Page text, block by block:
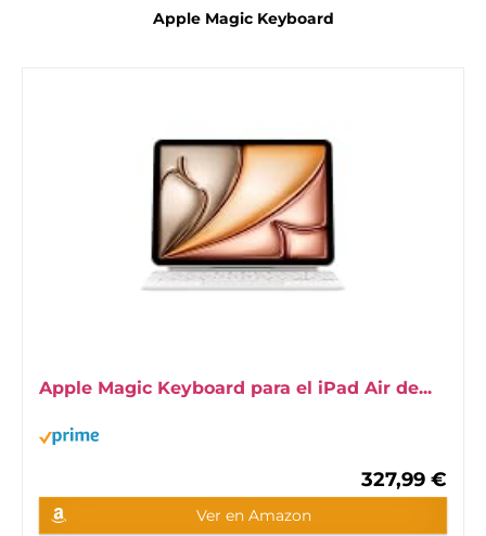
Apple Magic Keyboard
Apple Magic Keyboard para el iPad Air de...
327,99 €
Ver en Amazon